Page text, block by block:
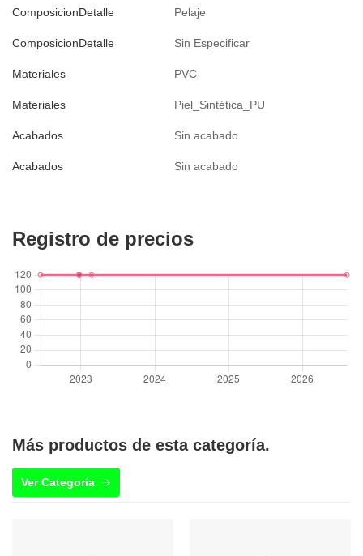
ComposicionDetalle Pelaje
ComposicionDetalle Sin Especificar
Materiales PVC
Materiales Piel_Sintética_PU
Acabados Sin acabado
Acabados Sin acabado
Registro de precios
Más productos de esta categoría.
Ver Categoría